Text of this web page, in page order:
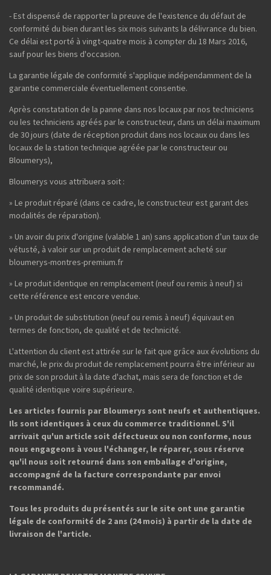
- Est dispensé de rapporter la preuve de l'existence du défaut de
conformité du bien durant les six mois suivants la délivrance du bien.
Ce délai est porté à vingt-quatre mois à compter du 18 Mars 2016,
sauf pour les biens d'occasion.
La garantie légale de conformité s'applique indépendamment de la
garantie commerciale éventuellement consentie.
Après constatation de la panne dans nos locaux par nos techniciens
ou les techniciens agréés par le constructeur, dans un délai maximum
de 30 jours (date de réception produit dans nos locaux ou dans les
locaux de la station technique agréée par le constructeur ou
Bloumerys),
Bloumerys vous attribuera soit :
» Le produit réparé (dans ce cadre, le constructeur est garant des
modalités de réparation).
» Un avoir du prix d'origine (valable 1 an) sans application d’un taux de
vétusté, à valoir sur un produit de remplacement acheté sur
bloumerys-montres-premium.fr
» Le produit identique en remplacement (neuf ou remis à neuf) si
cette référence est encore vendue.
» Un produit de substitution (neuf ou remis à neuf) équivaut en
termes de fonction, de qualité et de technicité.
L'attention du client est attirée sur le fait que grâce aux évolutions du
marché, le prix du produit de remplacement pourra être inférieur au
prix de son produit à la date d'achat, mais sera de fonction et de
qualité identique voire supérieure.
Les articles fournis par Bloumerys sont neufs et authentiques.
Ils sont identiques à ceux du commerce traditionnel. S'il
arrivait qu'un article soit défectueux ou non conforme, nous
nous engageons à vous l'échanger, le réparer, sous réserve
qu'il nous soit retourné dans son emballage d'origine,
accompagné de la facture correspondante par envoi
recommandé.
Tous les produits du présentés sur le site ont une garantie
légale de conformité de 2 ans (24 mois) à partir de la date de
livraison de l'article.